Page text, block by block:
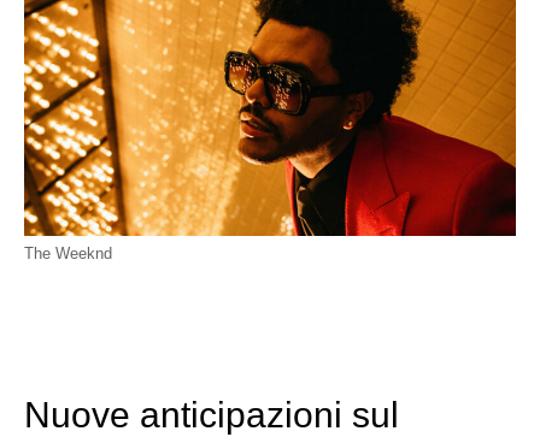
The Weeknd
Nuove anticipazioni sul